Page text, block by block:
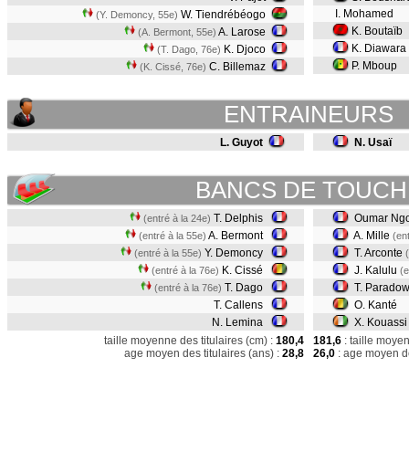
(Y. Demoncy, 55e) W. Tiendrébéogo
(A. Bermont, 55e) A. Larose
(T. Dago, 76e) K. Djoco
(K. Cissé, 76e) C. Billemaz
I. Mohamed
K. Boutaïb
K. Diawara
P. Mboup
ENTRAINEURS
L. Guyot N. Usaï
BANCS DE
(entré à la 24e) T. Delphis
(entré à la 55e) A. Bermont
(entré à la 55e) Y. Demoncy
(entré à la 76e) K. Cissé
(entré à la 76e) T. Dago
T. Callens
N. Lemina
Oumar
A. Mille
T. Arconte
J. Kalulu
T.
O. Kanté
X. Kouassi
taille moyenne des titulaires (cm) : 180,4
age moyen des titulaires (ans) : 28,8
181,6 : taille
26,0 : age moyen